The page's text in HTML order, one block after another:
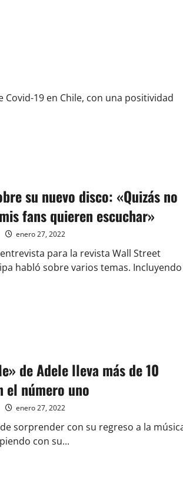
19 en Chile, con una positividad
su nuevo disco: «Quizás no
fans quieren escuchar»
enero 27, 2022
para la revista Wall Street
habló sobre varios temas. Incluyendo
de Adele lleva más de 10
el número uno
enero 27, 2022
sorprender con su regreso a la
con su...